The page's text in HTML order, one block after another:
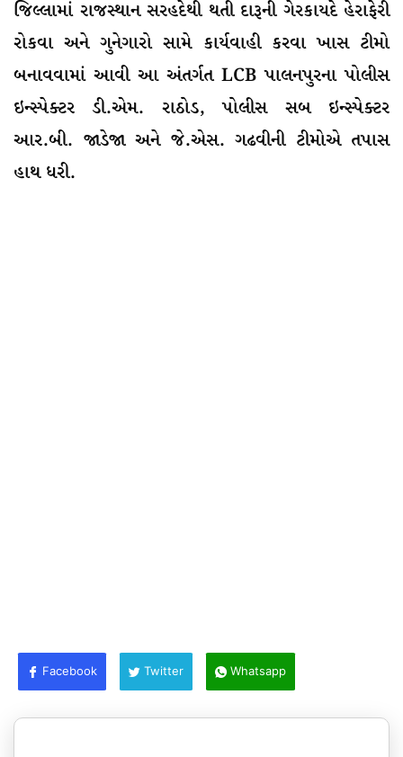
જિલ્લામાં રાજસ્થાન સરહદેથી થતી દારૂની ગેરકાયદે હેરાફેરી
રોકવા અને ગુનેગારો સામે કાર્યવાહી કરવા ખાસ ટીમો
બનાવવામાં આવી આ અંતર્ગત LCB પાલનપુરના પોલીસ
ઇન્સ્પેક્ટર ડી.એમ. રાઠોડ, પોલીસ સબ ઇન્સ્પેક્ટર
આર.બી. જાડેજા અને જે.એસ. ગઢવીની ટીમોએ તપાસ
હાથ ધરી.
Facebook Twitter Whatsapp